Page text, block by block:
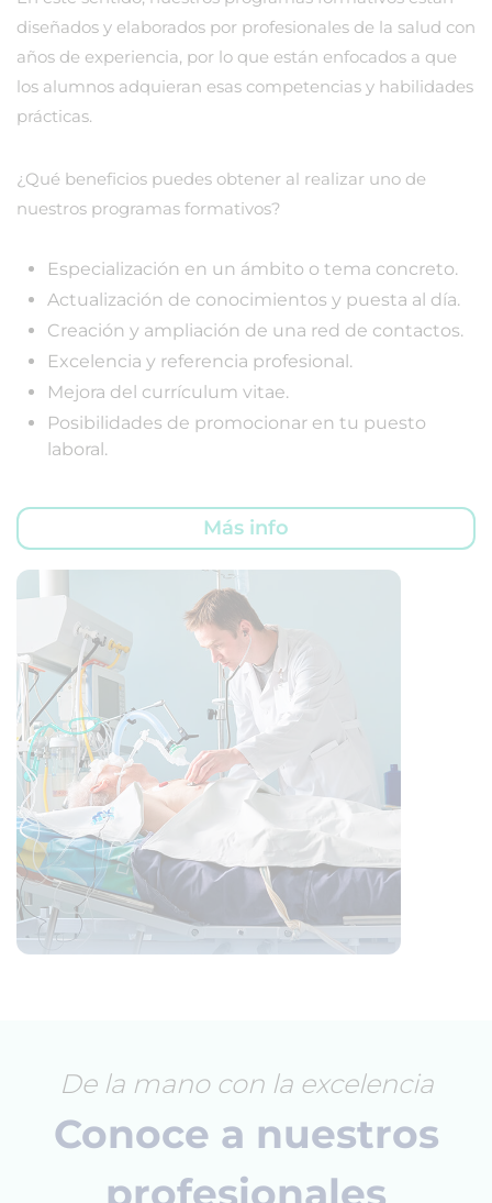
diseñados y elaborados por profesionales de la salud con
años de experiencia, por lo que están enfocados a que
los alumnos adquieran esas competencias y habilidades
prácticas.
¿Qué beneficios puedes obtener al realizar uno de
nuestros programas formativos?
Especialización en un ámbito o tema concreto.
Actualización de conocimientos y puesta al día.
Creación y ampliación de una red de contactos.
Excelencia y referencia profesional.
Mejora del currículum vitae.
Posibilidades de promocionar en tu puesto
laboral.
Más info
De la mano con la excelencia
Conoce a nuestros
profesionales